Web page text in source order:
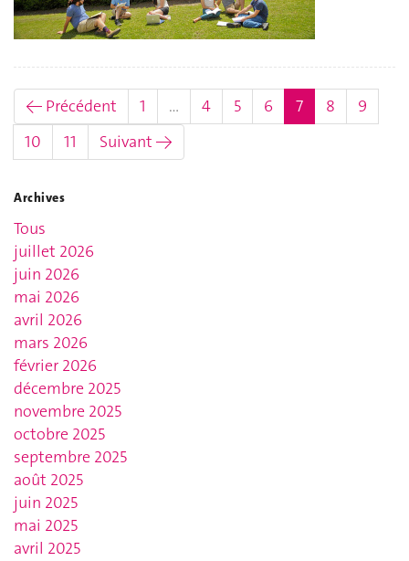
← Précédent 1 … 4 5 6 7(actuel)
8
9
10
11 Suivant →
Archives
Tous
juillet 2026
juin 2026
mai 2026
avril 2026
mars 2026
février 2026
décembre 2025
novembre 2025
octobre 2025
septembre 2025
août 2025
juin 2025
mai 2025
avril 2025